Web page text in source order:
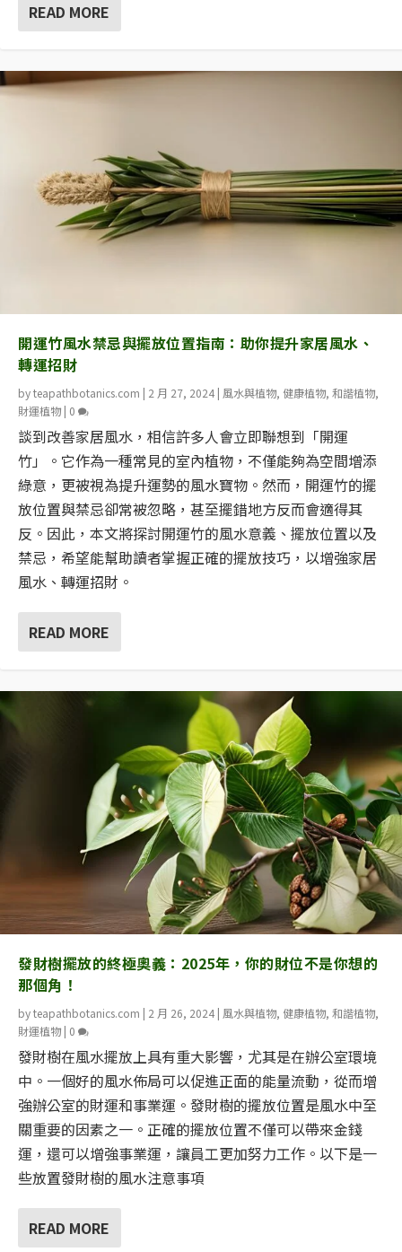
READ MORE
開運竹風水禁忌與擺放位置指南：助你提升家居風水、
轉運招財
byteapathbotanics.com | 2 月 27, 2024 | 風水與植物, 健康植物, 和諧植物,
財運植物 | 0
談到改善家居風水，相信許多人會立即聯想到「開運
竹」。它作為一種常見的室內植物，不僅能夠為空間增添
綠意，更被視為提升運勢的風水寶物。然而，開運竹的擺
放位置與禁忌卻常被忽略，甚至擺錯地方反而會適得其
反。因此，本文將探討開運竹的風水意義、擺放位置以及
禁忌，希望能幫助讀者掌握正確的擺放技巧，以增強家居
風水、轉運招財。
READ MORE
發財樹擺放的終極奧義：2025年，你的財位不是你想的
那個角！
byteapathbotanics.com | 2 月 26, 2024 | 風水與植物, 健康植物, 和諧植物,
財運植物 | 0
發財樹在風水擺放上具有重大影響，尤其是在辦公室環境
中。一個好的風水佈局可以促進正面的能量流動，從而增
強辦公室的財運和事業運。發財樹的擺放位置是風水中至
關重要的因素之一。正確的擺放位置不僅可以帶來金錢
運，還可以增強事業運，讓員工更加努力工作。以下是一
些放置發財樹的風水注意事項
READ MORE